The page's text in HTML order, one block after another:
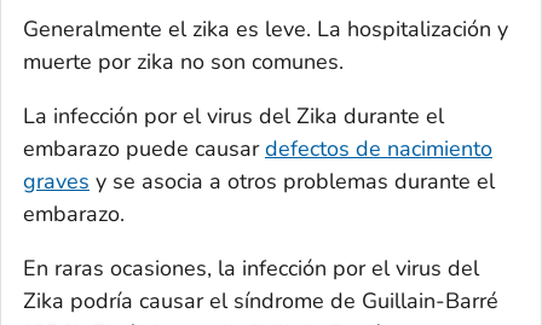
Generalmente el zika es leve. La hospitalización y
muerte por zika no son comunes.
La infección por el virus del Zika durante el
embarazo puede causardefectos de nacimiento
graves y se asocia a otros problemas durante el
embarazo.
En raras ocasiones, la infección por el virus del
Zika podría causar el síndrome de Guillain-Barré